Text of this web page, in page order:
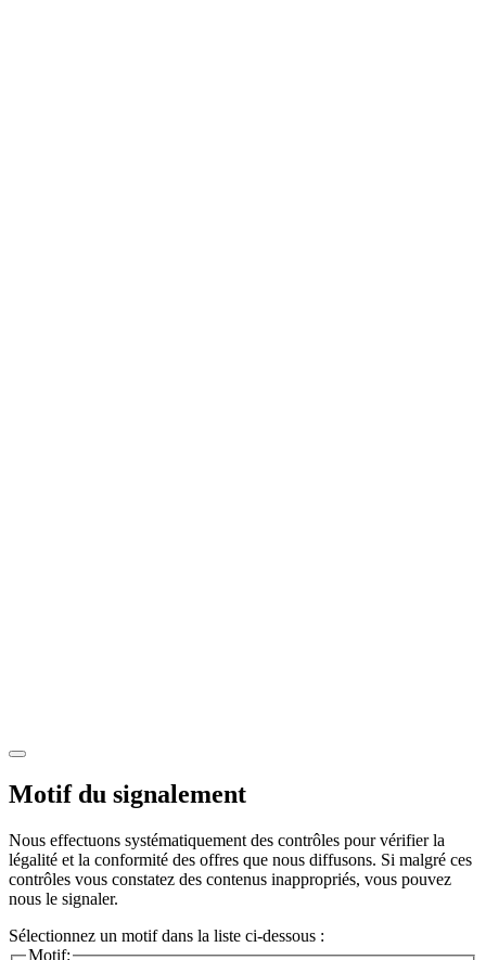
Motif du signalement
Nous effectuons systématiquement des contrôles pour vérifier la
légalité et la conformité des offres que nous diffusons. Si malgré ces
contrôles vous constatez des contenus inappropriés, vous pouvez
nous le signaler.
Sélectionnez un motif dans la liste ci-dessous :
Motif: